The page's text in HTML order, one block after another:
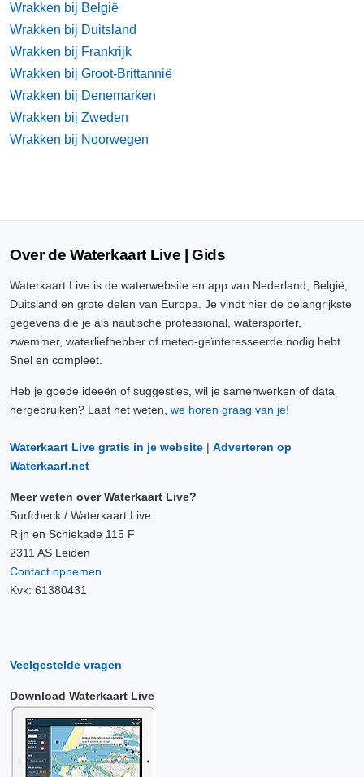
Wrakken bij België
Wrakken bij Duitsland
Wrakken bij Frankrijk
Wrakken bij Groot-Brittannië
Wrakken bij Denemarken
Wrakken bij Zweden
Wrakken bij Noorwegen
Over de Waterkaart Live | Gids
Waterkaart Live is de waterwebsite en app van Nederland, België,
Duitsland en grote delen van Europa. Je vindt hier de belangrijkste
gegevens die je als nautische professional, watersporter,
zwemmer, waterliefhebber of meteo-geïnteresseerde nodig hebt.
Snel en compleet.
Heb je goede ideeën of suggesties, wil je samenwerken of data
hergebruiken? Laat het weten, we horen graag van je!
Waterkaart Live gratis in je website | Adverteren op
Waterkaart.net
Meer weten over Waterkaart Live?
Surfcheck / Waterkaart Live
Rijn en Schiekade 115 F
2311 AS Leiden
Contact opnemen
Kvk: 61380431
Veelgestelde vragen
Download Waterkaart Live